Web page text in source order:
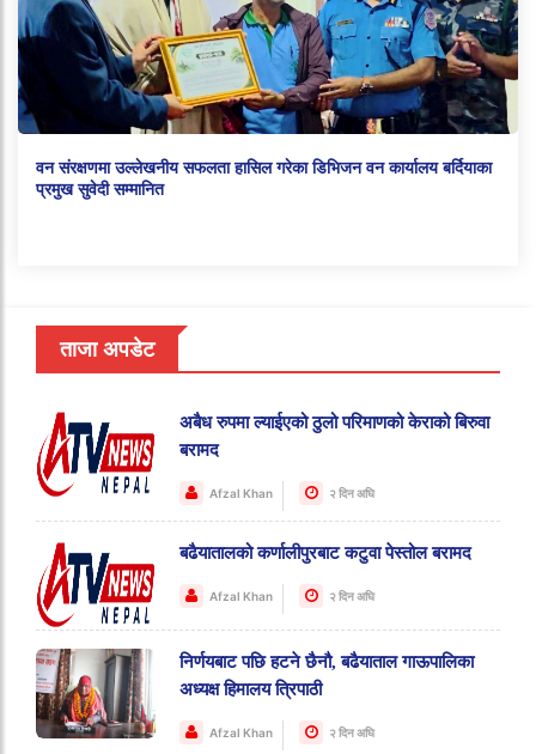
वन संरक्षणमा उल्लेखनीय सफलता हासिल गरेका डिभिजन वन कार्यालय बर्दियाका
प्रमुख सुवेदी सम्मानित
ताजा अपडेट
अबैध रुपमा ल्याईएको ठुलो परिमाणको केराको बिरुवा
बरामद
Afzal Khan २ दिन अघि
बढैयातालको कर्णालीपुरबाट कटुवा पेस्तोल बरामद
Afzal Khan २ दिन अघि
निर्णयबाट पछि हटने छैनौ, बढैयाताल गाऊपालिका
अध्यक्ष हिमालय त्रिपाठी
Afzal Khan २ दिन अघि